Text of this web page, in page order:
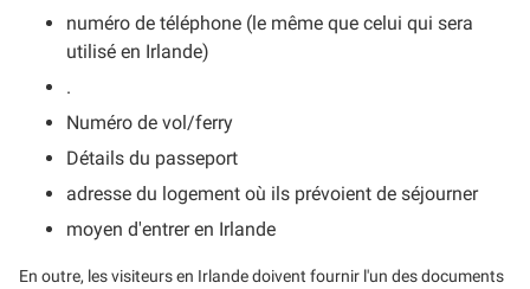
numéro de téléphone (le même que celui qui sera
utilisé en Irlande)
.
Numéro de vol/ferry
Détails du passeport
adresse du logement où ils prévoient de séjourner
moyen d'entrer en Irlande
En outre, les visiteurs en Irlande doivent fournir l'un des documents